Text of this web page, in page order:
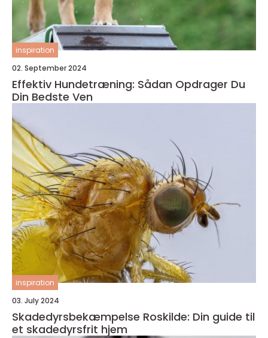
inspiration
02. September 2024
Effektiv Hundetræning: Sådan Opdrager Du
Din Bedste Ven
inspiration
03. July 2024
Skadedyrsbekæmpelse Roskilde: Din guide til
et skadedyrsfrit hjem